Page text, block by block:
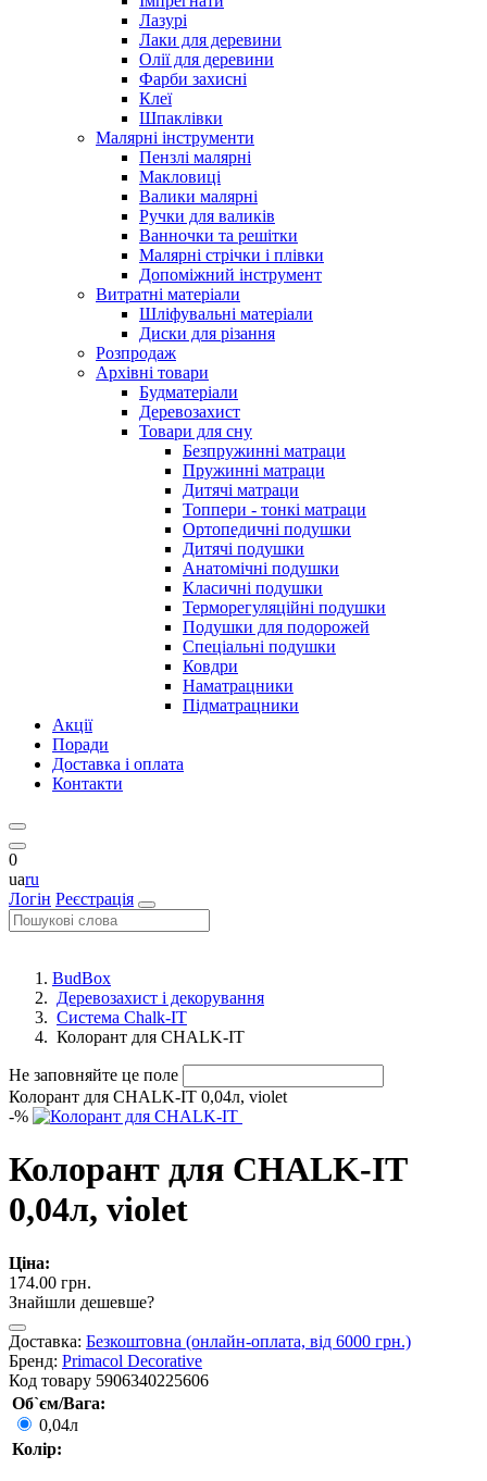
Лазурі
Лаки для деревини
Олії для деревини
Фарби захисні
Клеї
Шпаклівки
Малярні інструменти
Пензлі малярні
Макловиці
Валики малярні
Ручки для валиків
Ванночки та решітки
Малярні стрічки і плівки
Допоміжний інструмент
Витратні матеріали
Шліфувальні матеріали
Диски для різання
Розпродаж
Архівні товари
Будматеріали
Деревозахист
Товари для сну
Безпружинні матраци
Пружинні матраци
Дитячі матраци
Топпери - тонкі матраци
Ортопедичні подушки
Дитячі подушки
Анатомічні подушки
Класичні подушки
Терморегуляційні подушки
Подушки для подорожей
Спеціальні подушки
Ковдри
Наматрацники
Підматрацники
Акції
Поради
Доставка і оплата
Контакти
0
uaru
Логін Реєстрація
BudBox
Деревозахист і декорування
Система Chalk-IT
Колорант для CHALK-IT
Не заповняйте це поле
Колорант для CHALK-IT 0,04л, violet
-%
Колорант для CHALK-IT
0,04л, violet
Ціна:
174.00 грн.
Знайшли дешевше?
Доставка: Безкоштовна (онлайн-оплата, від 6000 грн.)
Бренд: Primacol Decorative
Код товару 5906340225606
Об`єм/Вага:
0,04л
Колір: